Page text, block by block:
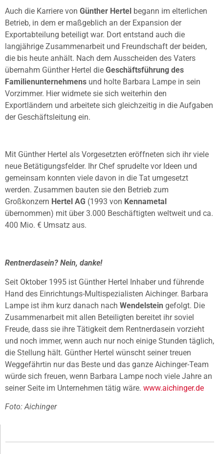
Auch die Karriere von Günther Hertel begann im elterlichen
Betrieb, in dem er maßgeblich an der Expansion der
Exportabteilung beteiligt war. Dort entstand auch die
langjährige Zusammenarbeit und Freundschaft der beiden,
die bis heute anhält. Nach dem Ausscheiden des Vaters
übernahm Günther Hertel die Geschäftsführung des
Familienunternehmens und holte Barbara Lampe in sein
Vorzimmer. Hier widmete sie sich weiterhin den
Exportländern und arbeitete sich gleichzeitig in die Aufgaben
der Geschäftsleitung ein.
Mit Günther Hertel als Vorgesetzten eröffneten sich ihr viele
neue Betätigungsfelder. Ihr Chef sprudelte vor Ideen und
gemeinsam konnten viele davon in die Tat umgesetzt
werden. Zusammen bauten sie den Betrieb zum
Großkonzern Hertel AG (1993 von Kennametal
übernommen) mit über 3.000 Beschäftigten weltweit und ca.
400 Mio. € Umsatz aus.
Rentnerdasein? Nein, danke!
Seit Oktober 1995 ist Günther Hertel Inhaber und führende
Hand des Einrichtungs-Multispezialisten Aichinger. Barbara
Lampe ist ihm kurz danach nach Wendelstein gefolgt. Die
Zusammenarbeit mit allen Beteiligten bereitet ihr soviel
Freude, dass sie ihre Tätigkeit dem Rentnerdasein vorzieht
und noch immer, wenn auch nur noch einige Stunden täglich,
die Stellung hält. Günther Hertel wünscht seiner treuen
Weggefährtin nur das Beste und das ganze Aichinger-Team
würde sich freuen, wenn Barbara Lampe noch viele Jahre an
seiner Seite im Unternehmen tätig wäre. www.aichinger.de
Foto: Aichinger